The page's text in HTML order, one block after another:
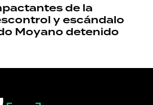
de la
y escándalo
Moyano detenido